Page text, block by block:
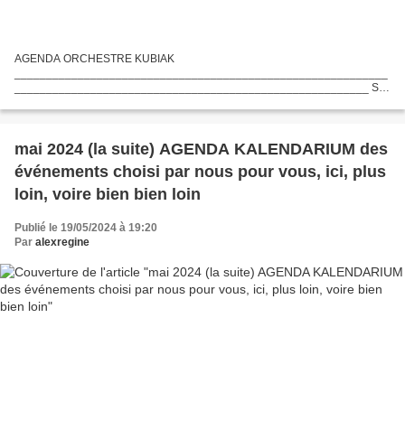
AGENDA ORCHESTRE KUBIAK
________________________________________________________ S
conversation avec Alicja Gęścińska à Anvers Rejoignez-nous...
mai 2024 (la suite) AGENDA KALENDARIUM des
événements choisi par nous pour vous, ici, plus
loin, voire bien bien loin
Publié le 19/05/2024 à 19:20
Par alexregine